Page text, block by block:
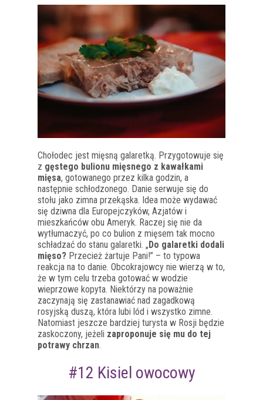
Chołodec jest mięsną galaretką. Przygotowuje się
z gęstego bulionu mięsnego z kawałkami
mięsa, gotowanego przez kilka godzin, a
następnie schłodzonego. Danie serwuje się do
stołu jako zimna przekąska. Idea może wydawać
się dziwna dla Europejczyków, Azjatów i
mieszkańców obu Ameryk. Raczej się nie da
wytłumaczyć, po co bulion z mięsem tak mocno
schładzać do stanu galaretki. „Do galaretki dodali
mięso? Przecież żartuje Pani!” – to typowa
reakcja na to danie. Obcokrajowcy nie wierzą w to,
że w tym celu trzeba gotować w wodzie
wieprzowe kopyta. Niektórzy na poważnie
zaczynają się zastanawiać nad zagadkową
rosyjską duszą, która lubi lód i wszystko zimne.
Natomiast jeszcze bardziej turysta w Rosji będzie
zaskoczony, jeżeli zaproponuje się mu do tej
potrawy chrzan.
#12 Kisiel owocowy